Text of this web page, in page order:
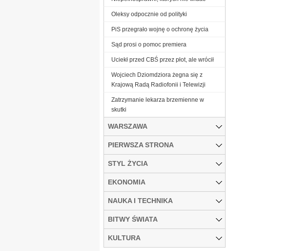
Oleksy odpocznie od polityki
PiS przegrało wojnę o ochronę życia
Sąd prosi o pomoc premiera
Uciekł przed CBŚ przez płot, ale wrócił
Wojciech Dziomdziora żegna się z
Krajową Radą Radiofonii i Telewizji
Zatrzymanie lekarza brzemienne w
skutki
WARSZAWA
PIERWSZA STRONA
STYL ŻYCIA
EKONOMIA
NAUKA I TECHNIKA
BITWY ŚWIATA
KULTURA